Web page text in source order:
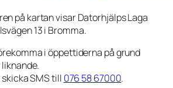
på kartan visar Datorhjälps Laga
13 i Bromma.
i öppettiderna på grund
SMS till 076 58 67000.